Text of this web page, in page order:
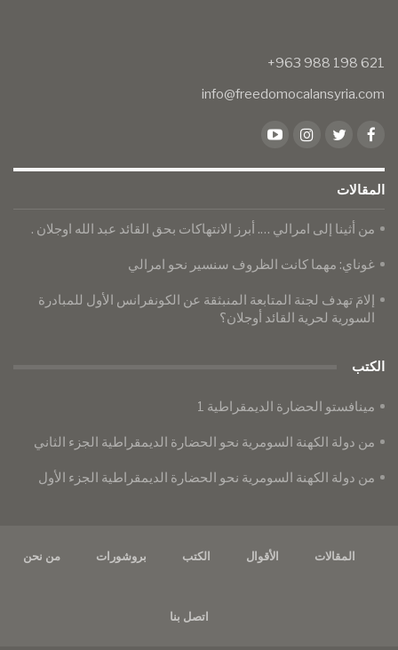
info@freedomocalansyria.com
المقالات
من أثينا إلى امرالي …. أبرز الانتهاكات بحق القائد عبد الله اوجلان .
غوناي: مهما كانت الظروف سنسير نحو امرالي
إلامَ تهدف لجنة المتابعة المنبثقة عن الكونفرانس الأول للمبادرة
السورية لحرية القائد أوجلان؟
الكتب
مينافستو الحضارة الديمقراطية 1
من دولة الكهنة السومرية نحو الحضارة الديمقراطية الجزء الثاني
من دولة الكهنة السومرية نحو الحضارة الديمقراطية الجزء الأول
المقالات الأقوال الكتب بروشورات من نحن
اتصل بنا